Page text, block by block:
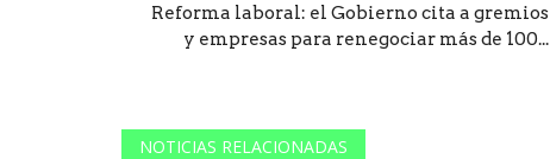
Reforma laboral: el Gobierno cita a gremios
y empresas para renegociar más de 100...
NOTICIAS RELACIONADAS